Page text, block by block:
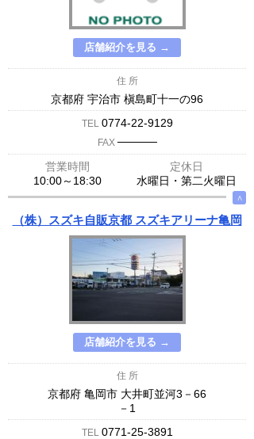
店舗紹介を見る →
住 所
京都府 宇治市 槇島町十一の96
TEL 0774-22-9129
FAX ─────
営業時間
定休日
10:00～18:30
水曜日・第二火曜日
∧
（株）スズキ自販京都 スズキアリーナ亀岡
店舗紹介を見る →
住 所
京都府 亀岡市 大井町並河3－66
－1
TEL 0771-25-3891